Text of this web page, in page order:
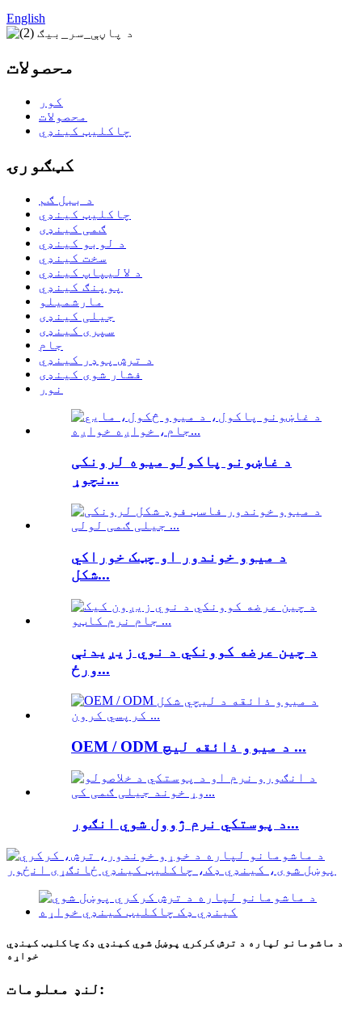
English
محصولات
کور
محصولات
چاکلیټ کینډي
کټګورۍ
د ببل ګم
چاکلیټ کینډي
ګمی کینډی
د لوبو کینډي
سخت کینډي
د لالیپاپ کینډي
پوپنګ کینډي
مارشميلو
جیلی کینډی
سپری کینډی
جام
د ترش پوډر کینډي
فشار شوی کینډی
نور
د غاښونو پاکولو میوه لرونکی
نچوړ...
د میوو خوندور او چټک خوراکي
شکل...
د چین عرضه کوونکي د نوي زیږیدنې
ورځ...
OEM / ODM د میوو ذائقه لیچ ...
د پوستکي نرم ژوول شوي انګور...
د ماشومانو لپاره د ترش کرکري پوښل شوي کینډي ډک چاکلیټ کینډي
خواړه
لنډ معلومات: